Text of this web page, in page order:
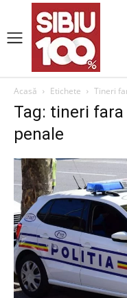
Acasă Etichete Tineri
Tag: tineri
penale